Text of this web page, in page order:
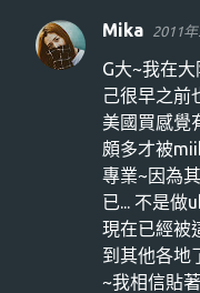
留
言
Mika 2011
G大~我在
己很早之前
美國買感覺
頗多才被
專業~因為
已... 不是做
現在已經被
到其他各地
~我相信貼